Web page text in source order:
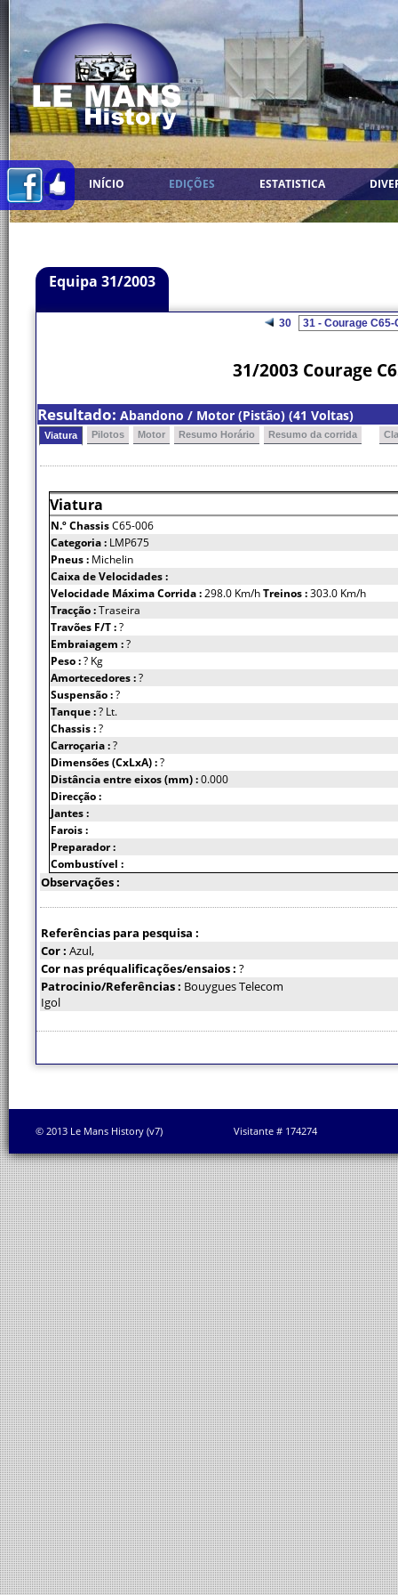
INÍCIO EDIÇÕES ESTATISTICA
Equipa 31/2003
30
31/2003 Courage
Resultado: Abandono / Motor (Pistão) (41 Voltas)
Viatura Pilotos Motor Resumo Horário Resumo da corrida
Viatura
N.º ChassisC65-006
Categoria : LMP675
Pneus : Michelin
Caixa de Velocidades :
Velocidade Máxima Corrida :298.0 Km/hTreinos :303.0 Km/h
Tracção :Traseira
Travões F/T :?
Embraiagem :?
Peso :? Kg
Amortecedores :?
Suspensão :?
Tanque :? Lt.
Chassis :?
Carroçaria :?
Dimensões (CxLxA) :?
Distância entre eixos (mm) :0.000
Direcção :
Jantes :
Farois :
Preparador :
Combustível :
Observações :
Referências para pesquisa :
Cor : Azul,
Cor nas préqualificações/ensaios : ?
Patrocinio/Referências : Bouygues Telecom
Igol
© 2013 Le Mans History (v7) Visitante # 174274